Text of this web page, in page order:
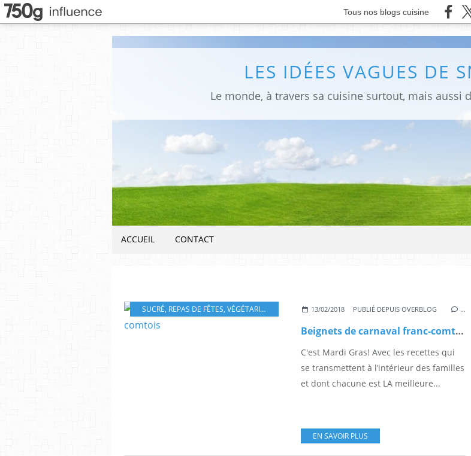
Tous nos blogs cuisine
LES IDÉES VAGUES DE
Le monde, à travers sa cuisine surtout, mais aussi
ACCUEIL CONTACT
SUCRÉ, REPAS DE FÊTES, VÉGÉTARIEN 13/02/2018 PUBLIÉ DEPUIS OVERBLOG …
Beignets de carnaval franc-comtois
C'est Mardi Gras! Avec les recettes qui
se transmettent à l’intérieur des familles
et dont chacune est LA meilleure...
EN SAVOIR PLUS